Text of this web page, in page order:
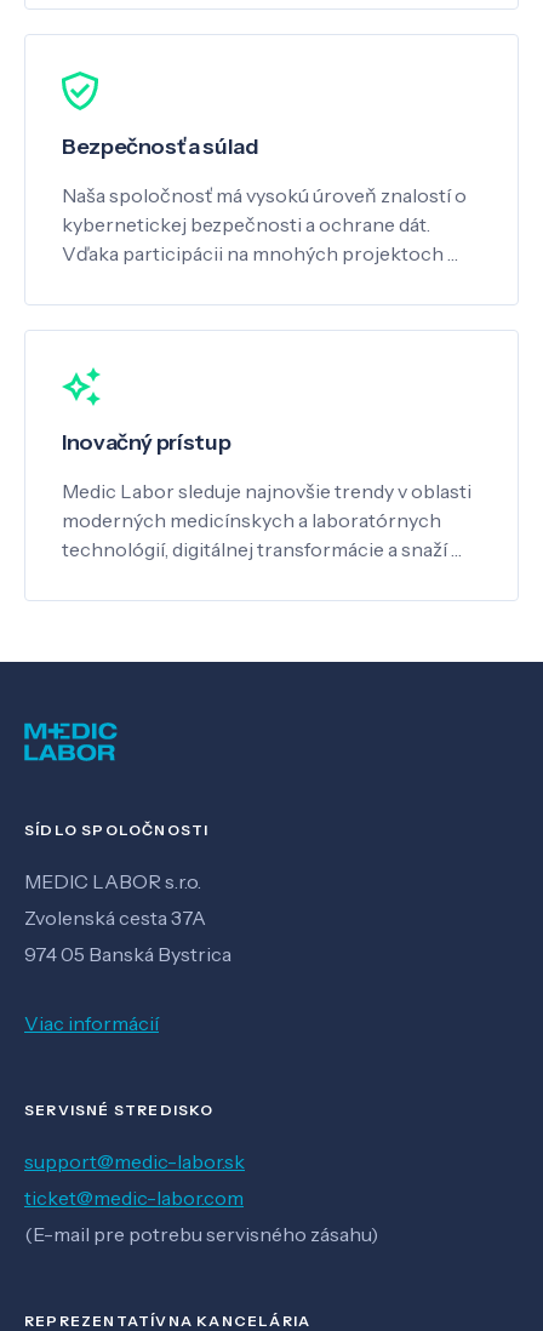
Bezpečnosť a súlad
Naša spoločnosť má vysokú úroveň znalostí o
kybernetickej bezpečnosti a ochrane dát.
Vďaka participácii na mnohých projektoch …
Inovačný prístup
Medic Labor sleduje najnovšie trendy v oblasti
moderných medicínskych a laboratórnych
technológií, digitálnej transformácie a snaží …
SÍDLO SPOLOČNOSTI
MEDIC LABOR s.r.o.
Zvolenská cesta 37A
974 05 Banská Bystrica
Viac informácií
SERVISNÉ STREDISKO
support@medic-labor.sk
ticket@medic-labor.com
(E-mail pre potrebu servisného zásahu)
REPREZENTATÍVNA KANCELÁRIA